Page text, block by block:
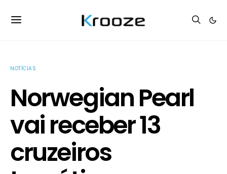
NOTÍCIAS
Norwegian Pearl
vai receber 13
cruzeiros